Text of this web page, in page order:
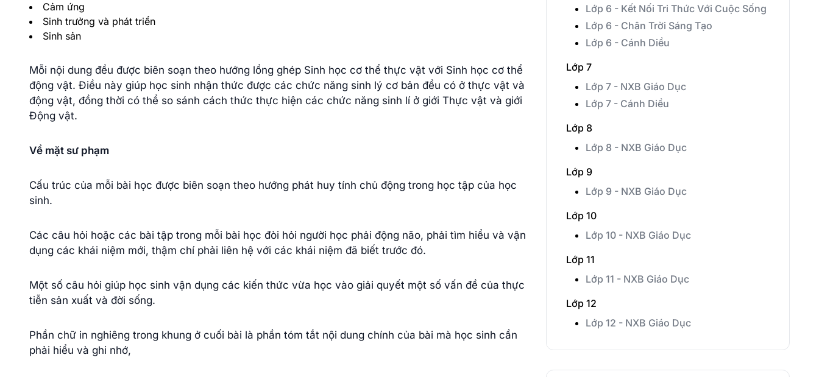
Cảm ứng
Sinh trưởng và phát triển
Sinh sản
Mỗi nội dung đều được biên soạn theo hướng lồng ghép Sinh học cơ thể thực vật với Sinh học cơ thể
động vật. Điều này giúp học sinh nhận thức được các chức năng sinh lý cơ bản đều có ở thực vật và
động vật, đồng thời có thể so sánh cách thức thực hiện các chức năng sinh lí ở giới Thực vật và giới
Động vật.
Về mặt sư phạm
Cấu trúc của mỗi bài học được biên soạn theo hướng phát huy tính chủ động trong học tập của học
sinh.
Các câu hỏi hoặc các bài tập trong mỗi bài học đòi hỏi người học phải động não, phải tìm hiểu và vận
dụng các khái niệm mới, thậm chí phải liên hệ với các khái niệm đã biết trước đó.
Một số câu hỏi giúp học sinh vận dụng các kiến thức vừa học vào giải quyết một số vấn đề của thực
tiễn sản xuất và đời sống.
Phần chữ in nghiêng trong khung ở cuối bài là phần tóm tắt nội dung chính của bài mà học sinh cần
phải hiểu và ghi nhớ,
Lớp 6 - Kết Nối Tri Thức Với Cuộc Sống
Lớp 6 - Chân Trời Sáng Tạo
Lớp 6 - Cánh Diều
Lớp 7
Lớp 7 - NXB Giáo Dục
Lớp 7 - Cánh Diều
Lớp 8
Lớp 8 - NXB Giáo Dục
Lớp 9
Lớp 9 - NXB Giáo Dục
Lớp 10
Lớp 10 - NXB Giáo Dục
Lớp 11
Lớp 11 - NXB Giáo Dục
Lớp 12
Lớp 12 - NXB Giáo Dục